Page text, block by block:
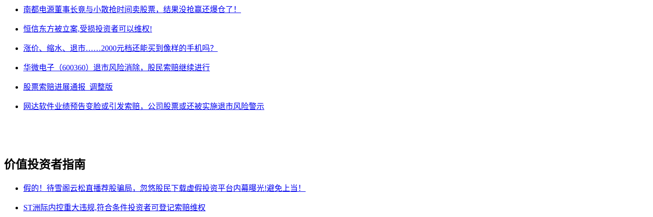
南都电源董事长竟与小散抢时间卖股票，结果没抢赢还爆仓了！
恒信东方被立案,受损投资者可以维权!
涨价、缩水、退市……2000元档还能买到像样的手机吗？
华微电子（600360）退市风险消除，股民索赔继续进行
股票索赔进展通报_调整版
网达软件业绩预告变脸或引发索赔，公司股票或还被实施退市风险警示
价值投资者指南
假的！待雪阁云松直播荐股骗局，忽悠股民下载虚假投资平台内幕曝光!避免上当！
ST洲际内控重大违规,符合条件投资者可登记索赔维权